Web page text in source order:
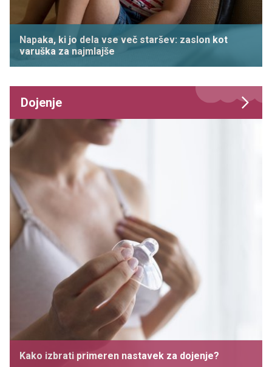
Napaka, ki jo dela vse več staršev: zaslon kot
varuška za najmlajše
Dojenje
Kako izbrati primeren nastavek za dojenje?